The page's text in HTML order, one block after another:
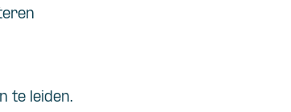
te leiden.